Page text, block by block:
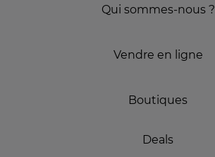
Qui sommes-nous ?
Vendre en ligne
Boutiques
Deals